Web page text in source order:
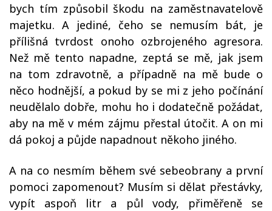
bych tím způsobil škodu na zaměstnavatelově
majetku. A jediné, čeho se nemusím bát, je
přílišná tvrdost onoho ozbrojeného agresora.
Než mě tento napadne, zeptá se mě, jak jsem
na tom zdravotně, a případně na mě bude o
něco hodnější, a pokud by se mi z jeho počínání
neudělalo dobře, mohu ho i dodatečně požádat,
aby na mě v mém zájmu přestal útočit. A on mi
dá pokoj a půjde napadnout někoho jiného.
A na co nesmím během své sebeobrany a první
pomoci zapomenout? Musím si dělat přestávky,
vypít aspoň litr a půl vody, přiměřeně se